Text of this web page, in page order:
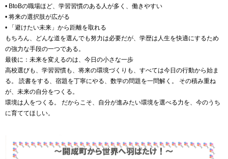
• BtoBの職場ほど、学習習慣のある人が多く、働きやすい
• 将来の選択肢が広がる
• 「避けたい未来」から距離を取れる
もちろん、どんな道を選んでも努力は必要だが、学歴は人生を快適にするため
の強力な手段の一つである。
最後に：未来を変えるのは、今日の小さな一歩
高校選びも、学習習慣も、将来の環境づくりも、すべては今日の行動から始ま
る。 読書をする、宿題を丁寧にやる、数学の問題を一問解く。 その積み重ね
が、未来の自分をつくる。
環境は人をつくる。 だからこそ、自分が進みたい環境を選べる力を、今のうち
に育ててほしい。